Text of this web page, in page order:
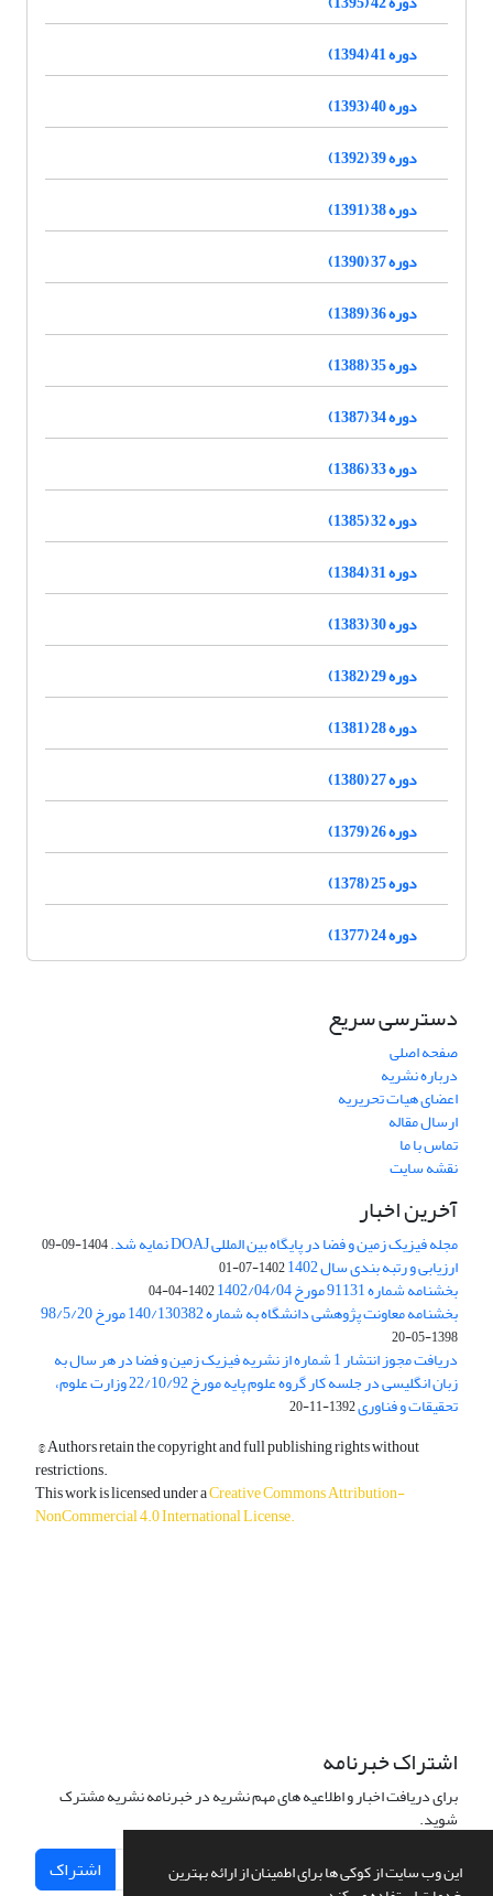
این وب سایت از کوکی ها برای اطمینان از ارائه بهترین
دوره 41 (1394)
دوره 40 (1393)
دوره 39 (1392)
دوره 38 (1391)
دوره 37 (1390)
دوره 36 (1389)
دوره 35 (1388)
دوره 34 (1387)
دوره 33 (1386)
دوره 32 (1385)
دوره 31 (1384)
دوره 30 (1383)
دوره 29 (1382)
دوره 28 (1381)
دوره 27 (1380)
دوره 26 (1379)
دوره 25 (1378)
دوره 24 (1377)
دسترسی سریع
صفحه اصلی
درباره نشریه
اعضای هیات تحریریه
ارسال مقاله
تماس با ما
نقشه سایت
آخرین اخبار
مجله فیزیک زمین و فضا در پایگاه بین المللی DOAJ نمایه شد. 1404-09-09
ارزیابی و رتبه بندی سال 1402 1402-07-01
بخشنامه شماره 91131 مورخ 1402/04/04 1402-04-04
بخشنامه معاونت پژوهشی دانشگاه به شماره 140/130382 مورخ 98/5/20
1398-05-20
دریافت مجوز انتشار 1 شماره از نشریه فیزیک زمین و فضا در هر سال به
زبان انگلیسی در جلسه کار گروه علوم پایه مورخ 22/10/92 وزارت علوم،
تحقیقات و فناوری1392-11-20
© Authors retain the copyright and full publishing rights without
restrictions.
This work is licensed under aCreative Commons Attribution-
NonCommercial 4.0 International License.
اشتراک خبرنامه
برای دریافت اخبار و اطلاعیه های مهم نشریه در خبرنامه نشریه مشترک
شوید.
اشتراک